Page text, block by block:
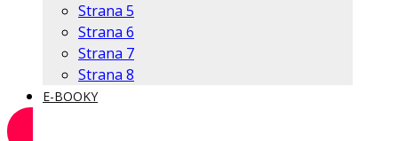
Strana 5
Strana 6
Strana 7
Strana 8
E-BOOKY